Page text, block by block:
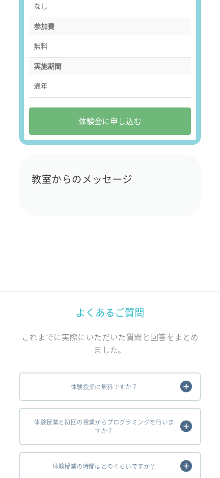
なし
参加費
無料
実施期間
通年
体験会に申し込む
教室からのメッセージ
よくあるご質問
これまでに実際にいただいた質問と回答をまとめ
ました。
体験授業は無料ですか？
体験授業と初回の授業からプログラミングを行いま
すか？
体験授業の時間はどのぐらいですか？